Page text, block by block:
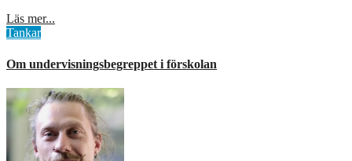
Läs mer...
Tankar
Om undervisningsbegreppet i förskolan